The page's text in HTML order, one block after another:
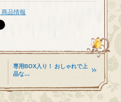
商品情報
専用BOX入り！ おしゃれで上
品な…